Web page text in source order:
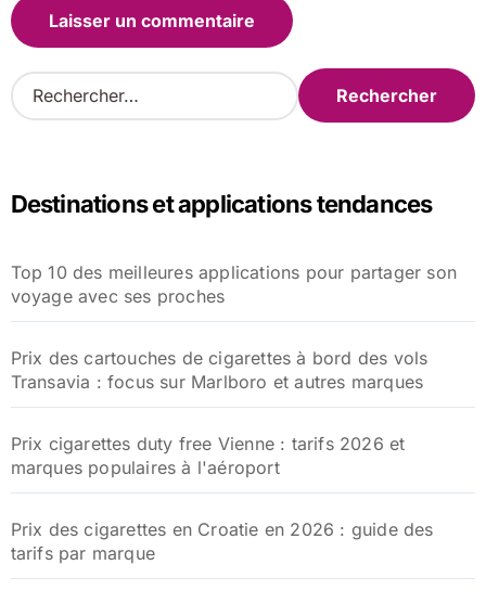
R
e
r
e
r
Destinations et applications tendances
Top 10 des meilleures applications pour partager son
voyage avec ses proches
Prix des cartouches de cigarettes à bord des vols
Transavia : focus sur Marlboro et autres marques
Prix cigarettes duty free Vienne : tarifs 2026 et
marques populaires à l'aéroport
Prix des cigarettes en Croatie en 2026 : guide des
tarifs par marque